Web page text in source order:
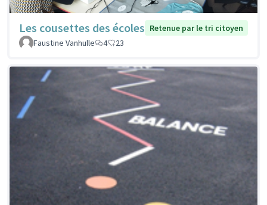
Les cousettes des écoles Retenue par le tri citoyen
Faustine Vanhulle
4 23